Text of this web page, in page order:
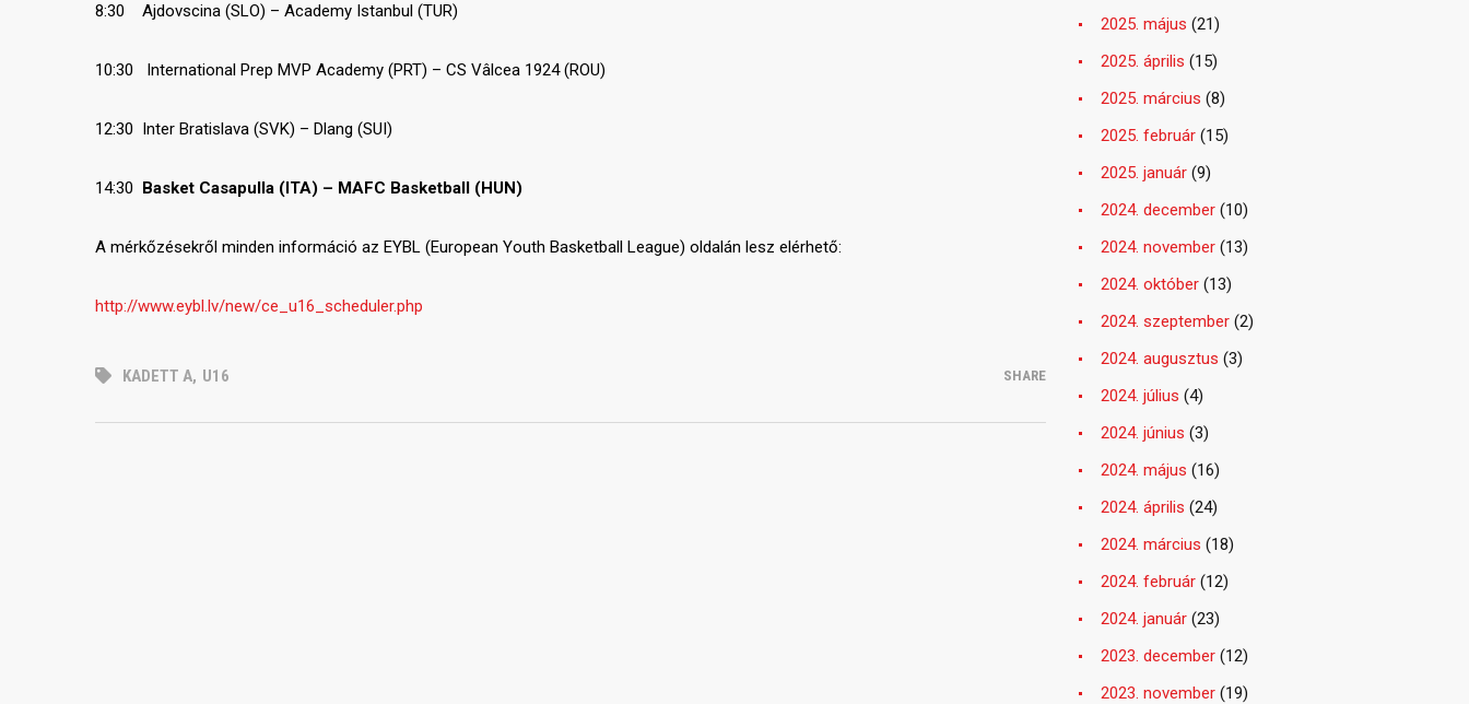
8:30 Ajdovscina (SLO) – Academy Istanbul (TUR)
10:30 International Prep MVP Academy (PRT) – CS Vâlcea 1924 (ROU)
12:30 Inter Bratislava (SVK) – Dlang (SUI)
14:30 Basket Casapulla (ITA) – MAFC Basketball (HUN)
A mérkőzésekről minden információ az EYBL (European Youth Basketball League) oldalán lesz elérhető:
http://www.eybl.lv/new/ce_u16_scheduler.php
KADETT A, U16 SHARE
2025. május (21)
2025. április (15)
2025. március (8)
2025. február (15)
2025. január (9)
2024. december (10)
2024. november (13)
2024. október (13)
2024. szeptember (2)
2024. augusztus (3)
2024. július (4)
2024. június (3)
2024. május (16)
2024. április (24)
2024. március (18)
2024. február (12)
2024. január (23)
2023. december (12)
2023. november (19)